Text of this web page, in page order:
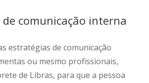
comunicação interna
estratégias de comunicação
ou mesmo profissionais,
de Libras, para que a pessoa